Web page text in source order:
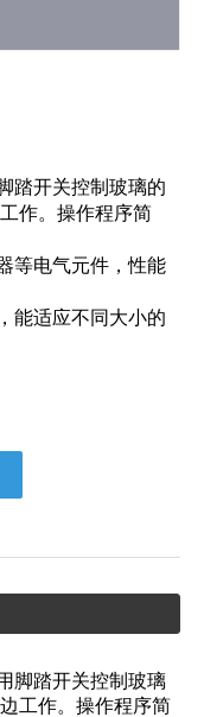
踏开关控制玻璃的
作。操作程序简
等电气元件，性能
能适应不同大小的
脚踏开关控制玻璃
工作。操作程序简